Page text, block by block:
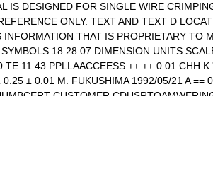
IS DESIGNED FOR SINGLE WIRE
ONLY. TEXT AND TEXT D
THAT IS PROPRIETARY TO
18 28 07 DIMENSION UNITS
11 43 PPLLAACCEESS ±± ±± 0.01
± 0.01 M. FUKUSHIMA 1992/05/21 A ==
CUSTOMER